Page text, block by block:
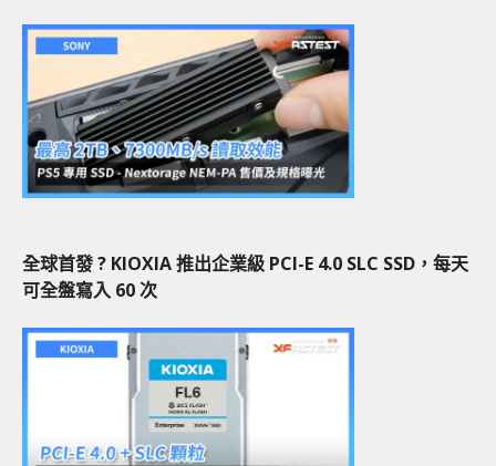
全球首發 ? KIOXIA 推出企業級 PCI-E 4.0 SLC SSD，每天
可全盤寫入 60 次